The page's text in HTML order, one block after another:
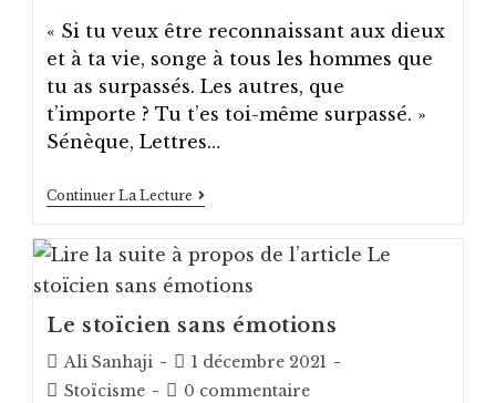
« Si tu veux être reconnaissant aux dieux
et à ta vie, songe à tous les hommes que
tu as surpassés. Les autres, que
t’importe ? Tu t’es toi-même surpassé. »
Sénèque, Lettres…
Continuer La Lecture Reconnaissance
À
Même
Le stoïcien sans émotions
Auteur/autrice
de
Ali Sanhaji
Post
published:
1 décembre 2021
PostStoïcisme
Post0 commentaire